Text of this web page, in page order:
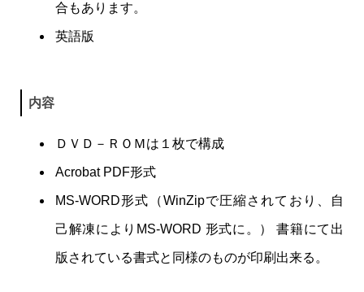
合もあります。
英語版
内容
ＤＶＤ－ＲＯＭは１枚で構成
Acrobat PDF形式
MS-WORD形式（WinZipで圧縮されており、自
己解凍によりMS-WORD 形式に。） 書籍にて出
版されている書式と同様のものが印刷出来る。